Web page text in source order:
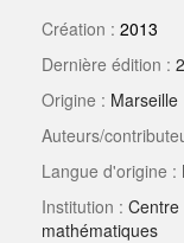
Création : 2013
Dernière édition :
Origine : Marseille
Auteurs/
Langue d'origine :
Institution :
mathématiques